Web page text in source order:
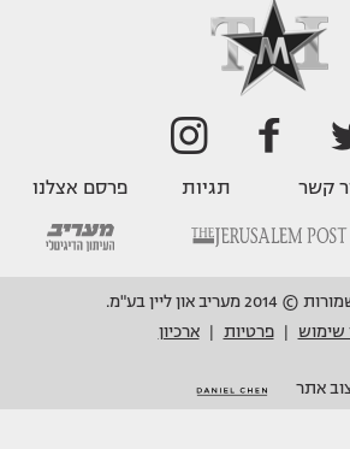
קשר תגיות פרסם אצלנו
און ליין בע"מ.
שימוש
פרטיות ארכיון
אתר